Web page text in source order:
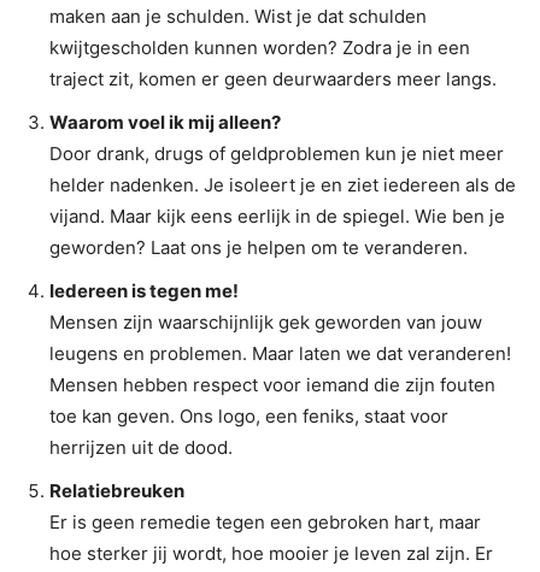
maken aan je schulden. Wist je dat schulden
kwijtgescholden kunnen worden? Zodra je in een
traject zit, komen er geen deurwaarders meer langs.
Waarom voel ik mij alleen?
Door drank, drugs of geldproblemen kun je niet meer
helder nadenken. Je isoleert je en ziet iedereen als de
vijand. Maar kijk eens eerlijk in de spiegel. Wie ben je
geworden? Laat ons je helpen om te veranderen.
Iedereen is tegen me!
Mensen zijn waarschijnlijk gek geworden van jouw
leugens en problemen. Maar laten we dat veranderen!
Mensen hebben respect voor iemand die zijn fouten
toe kan geven. Ons logo, een feniks, staat voor
herrijzen uit de dood.
Relatiebreuken
Er is geen remedie tegen een gebroken hart, maar
hoe sterker jij wordt, hoe mooier je leven zal zijn. Er